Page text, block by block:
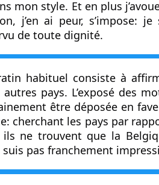
mon style. Et en plus
j’en ai peur, s’impose:
de toute dignité.
habituel consiste à
pays. L’exposé des
être déposée en
cherchant les pays par
ils ne trouvent que la
pas franchement